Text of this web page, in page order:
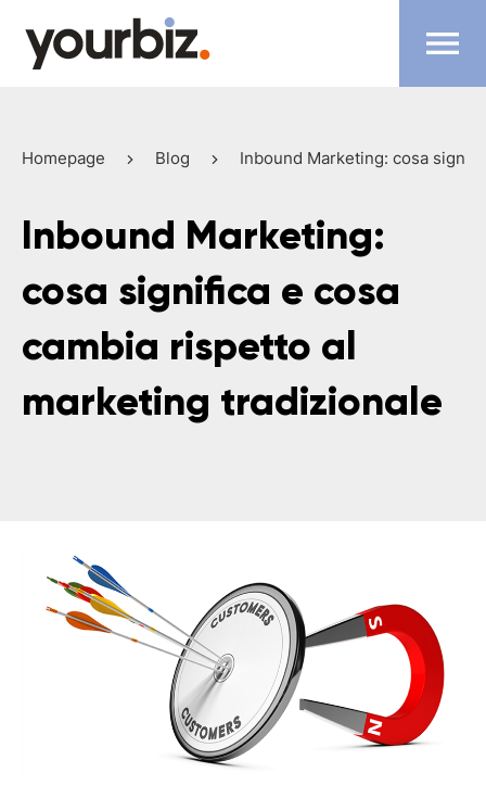
Homepage Blog Inbound Marketing: cosa
Inbound Marketing:
cosa significa e cosa
cambia rispetto al
marketing tradizionale